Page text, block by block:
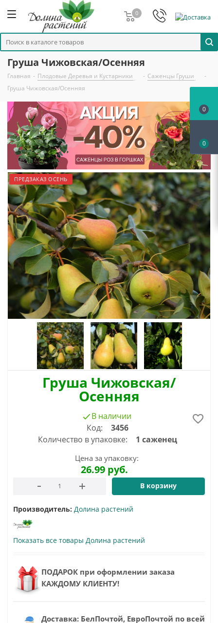
0
Груша Чижовская/Осенняя
Главная - Плодовые Деревья и Кустарники - Саженцы Груши
-
Груша Чижовская/Осенняя
ПРЕДЗАКАЗ ОСЕНЬ
Груша Чижовская/
Осенняя
В наличии
Код:
3456
Количество в упаковке:
1 саженец
Цена за упаковку:
26.99руб.
В корзину
Производитель: Долина растений
Показать все товары Долина растений
ПОДАРОК при оформлении заказа
КАЖДОМУ КЛИЕНТУ!
Доставка: БелПочтой, ЕвроПочтой по всей
0
0